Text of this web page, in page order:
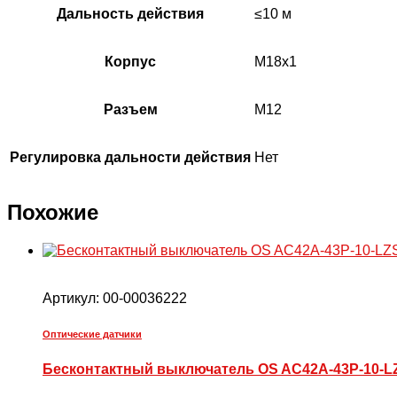
Дальность действия ≤10 м
Корпус М18х1
Разъем М12
Регулировка дальности действия Нет
Похожие
Артикул: 00-00036222
Оптические датчики
Бесконтактный выключатель OS AC42A-43P-10-